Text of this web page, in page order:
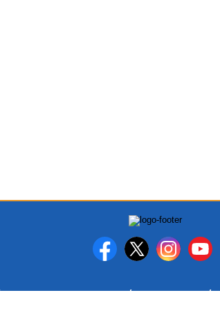
PEDOMAN MEDIA SIBER DISCLAIMER